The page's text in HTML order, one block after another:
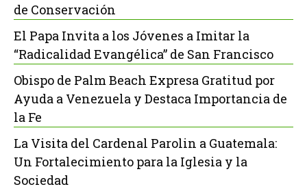
de Conservación
El Papa Invita a los Jóvenes a Imitar la
“Radicalidad Evangélica” de San Francisco
Obispo de Palm Beach Expresa Gratitud por
Ayuda a Venezuela y Destaca Importancia de
la Fe
La Visita del Cardenal Parolin a Guatemala:
Un Fortalecimiento para la Iglesia y la
Sociedad